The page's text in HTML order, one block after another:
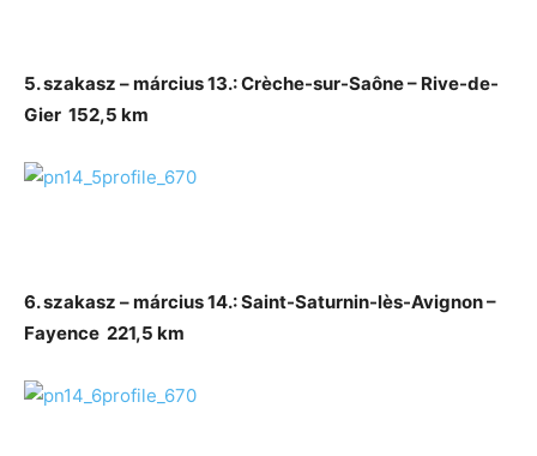
5. szakasz – március 13.: Crèche-sur-Saône – Rive-de-
Gier 152,5 km
6. szakasz – március 14.: Saint-Saturnin-lès-Avignon –
Fayence 221,5 km